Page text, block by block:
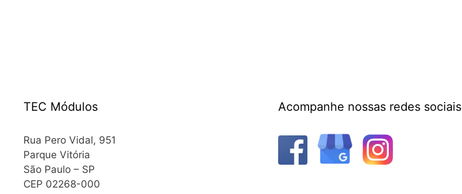
TEC Módulos
Rua Pero Vidal, 951
Parque Vitória
São Paulo – SP
CEP 02268-000
Acompanhe nossas redes sociais